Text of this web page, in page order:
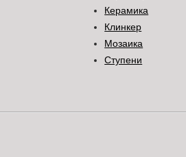
Керамика
Клинкер
Мозаика
Ступени